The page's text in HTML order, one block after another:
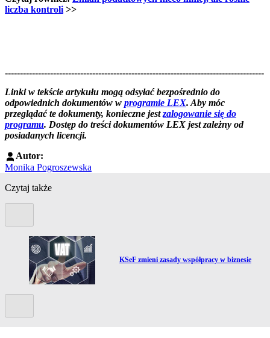
liczba kontroli >>
--------------------------------------------------------------------------------------
Linki w tekście artykułu mogą odsyłać bezpośrednio do
odpowiednich dokumentów w programie LEX. Aby móc
przeglądać te dokumenty, konieczne jestzalogowanie się do
programu. Dostęp do treści dokumentów LEX jest zależny od
posiadanych licencji.
Autor:
Monika Pogroszewska
Czytaj także
Przejdź do artykułu:
KSeF zmieni zasady współpracy w biznesie